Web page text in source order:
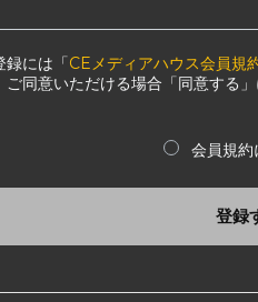
録には「CEメディアハウス会員規
ご同意いただける場合「同意する
会員規約
登録